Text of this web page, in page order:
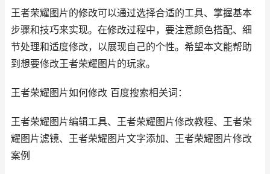
王者荣耀图片的修改可以通过选择合适的工具、掌握基本
步骤和技巧来实现。在修改过程中，要注意颜色搭配、细
节处理和适度修改，以展现自己的个性。希望本文能帮助
到想要修改王者荣耀图片的玩家。
王者荣耀图片如何修改 百度搜索相关词：
王者荣耀图片编辑工具、王者荣耀图片修改教程、王者荣
耀图片滤镜、王者荣耀图片文字添加、王者荣耀图片修改
案例